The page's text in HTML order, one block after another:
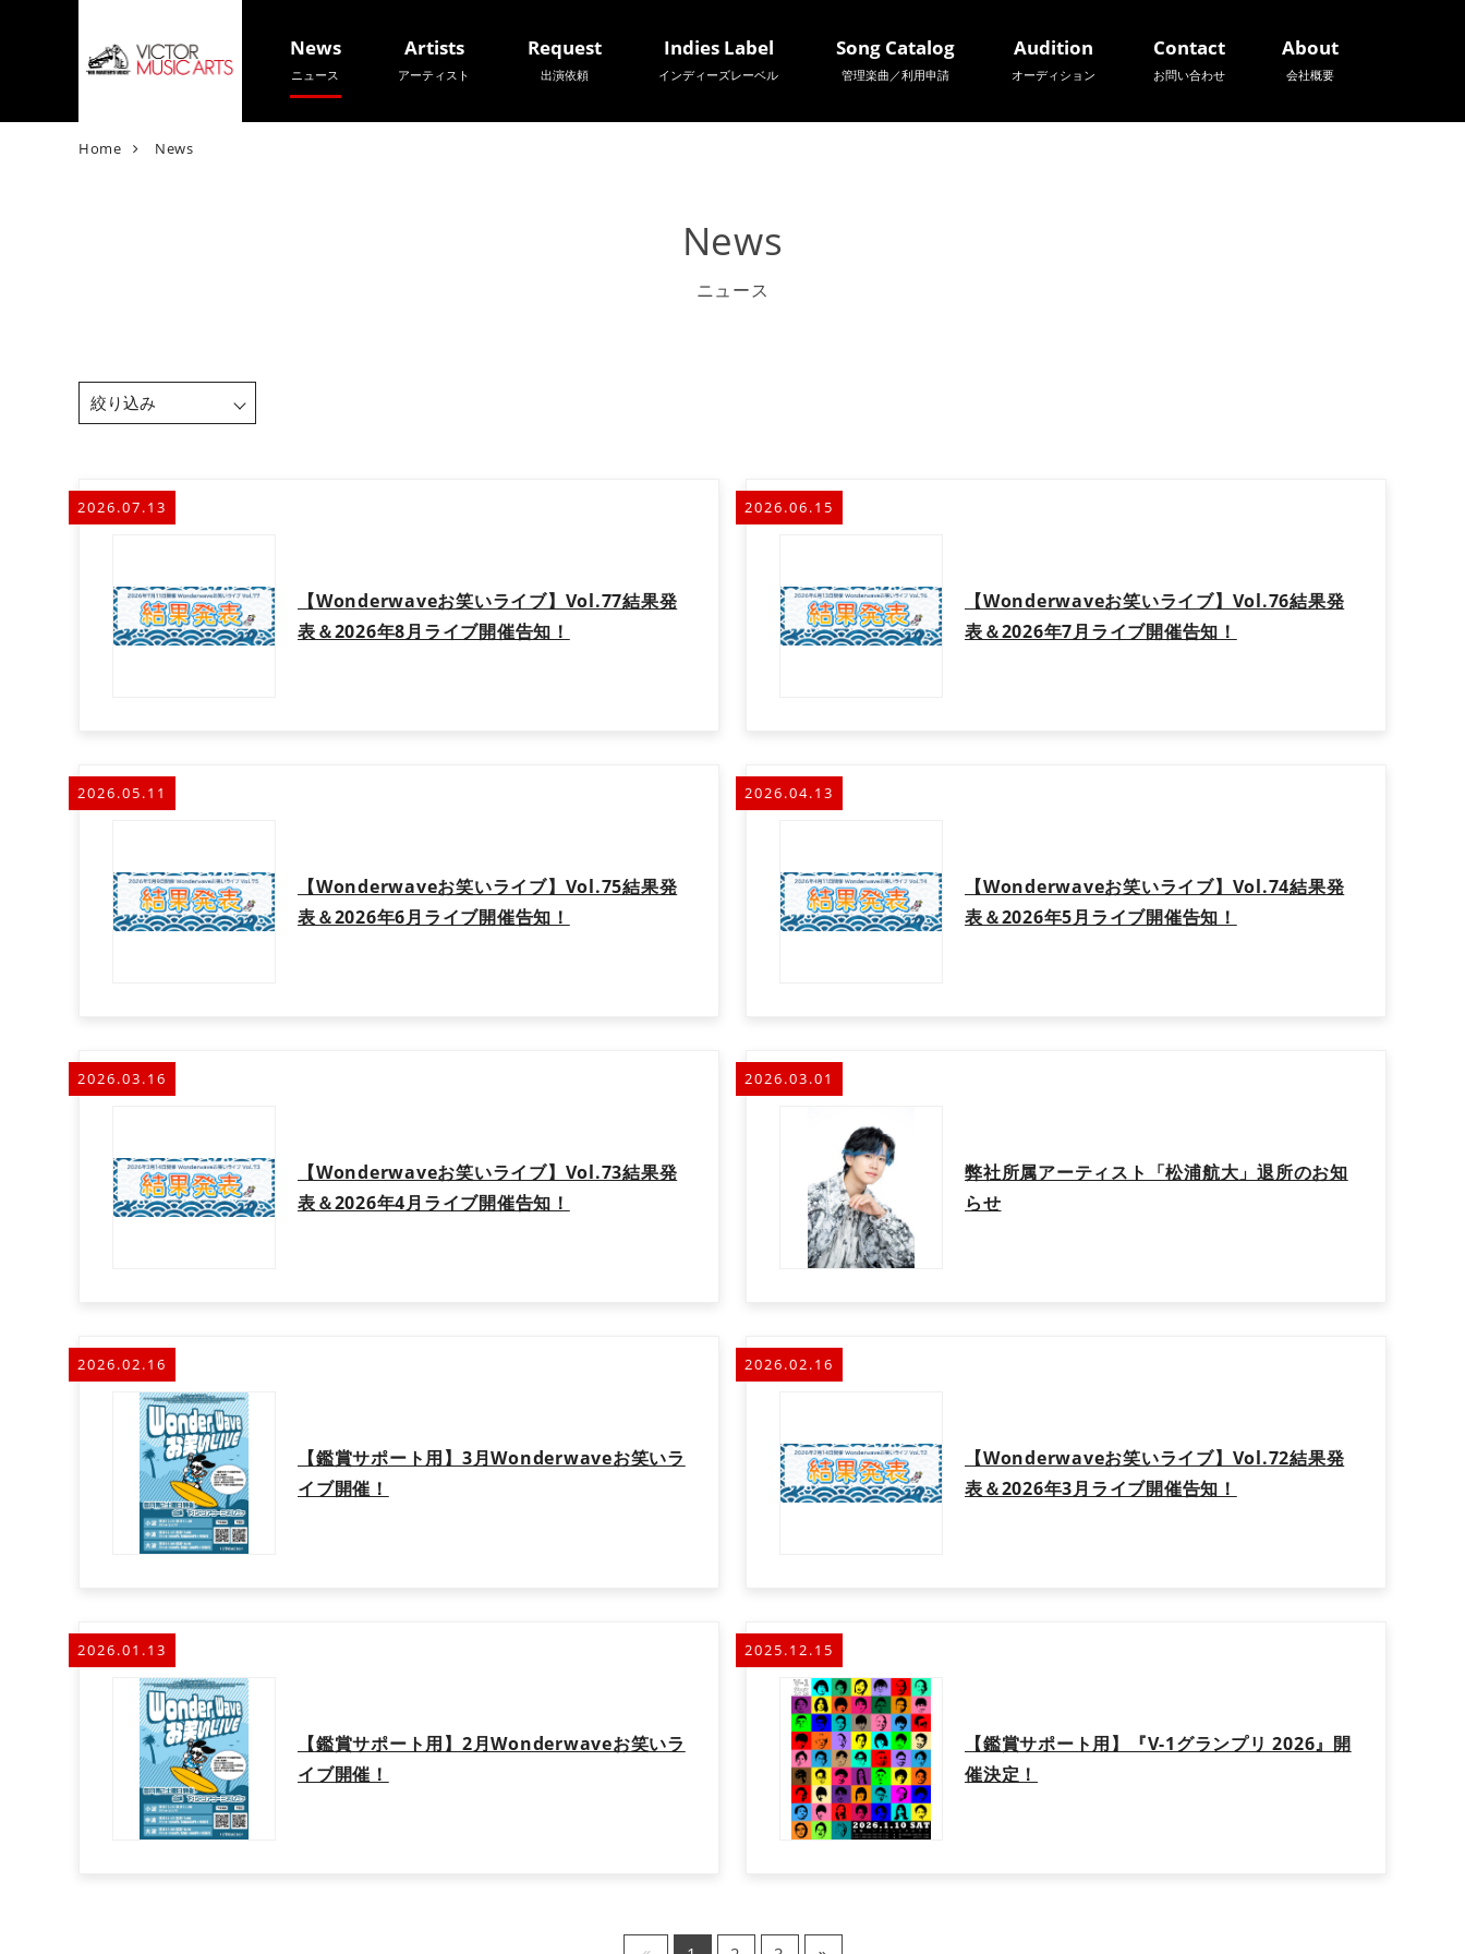
News
ニュース
Artists
アーティスト
Request
出演依頼
Indies Label
インディーズレーベル
Song Catalog
管理楽曲／利用申請
Audition
オーディション
Contact
お問い合わせ
About
会社概要
Home
V
c
A
s
[
タ
ー
ミ
ク
ア
株
会
News
News
ニュース
2026.07.13
【Wonderwaveお笑いライブ】Vol.77結果発
表＆2026年8月ライブ開催告知！
2026.06.15
【Wonderwaveお笑いライブ】Vol.76結果発
表＆2026年7月ライブ開催告知！
2026.05.11
【Wonderwaveお笑いライブ】Vol.75結果発
表＆2026年6月ライブ開催告知！
2026.04.13
【Wonderwaveお笑いライブ】Vol.74結果発
表＆2026年5月ライブ開催告知！
2026.03.16
【Wonderwaveお笑いライブ】Vol.73結果発
表＆2026年4月ライブ開催告知！
2026.03.01
弊社所属アーティスト「松浦航大」退所のお知
らせ
2026.02.16
【鑑賞サポート用】3月Wonderwaveお笑いラ
イブ開催！
2026.02.16
【Wonderwaveお笑いライブ】Vol.72結果発
表＆2026年3月ライブ開催告知！
2026.01.13
【鑑賞サポート用】2月Wonderwaveお笑いラ
イブ開催！
2025.12.15
【鑑賞サポート用】『V-1グランプリ 2026』開
催決定！